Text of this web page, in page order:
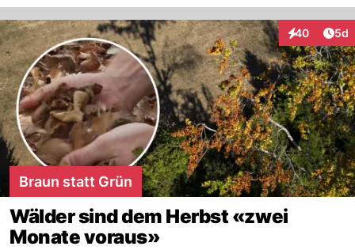
40
Interaktionen
5d
Braun statt Grün
Wälder sind dem Herbst «zwei
Monate voraus»